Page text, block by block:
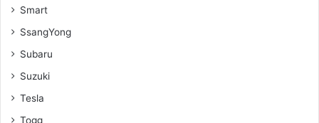
Smart
SsangYong
Subaru
Suzuki
Tesla
Togg